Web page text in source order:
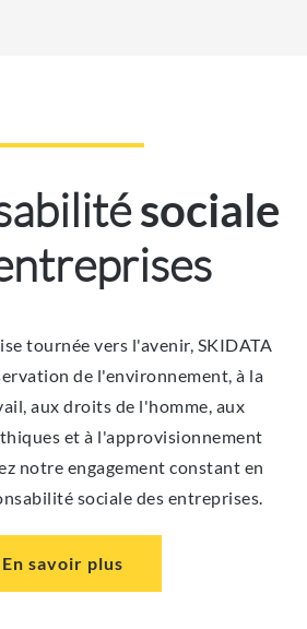
sociale
tournée vers l'avenir, SKIDATA
de l'environnement, à la
aux droits de l'homme, aux
et à l'approvisionnement
notre engagement constant en
sociale des entreprises.
En savoir plus